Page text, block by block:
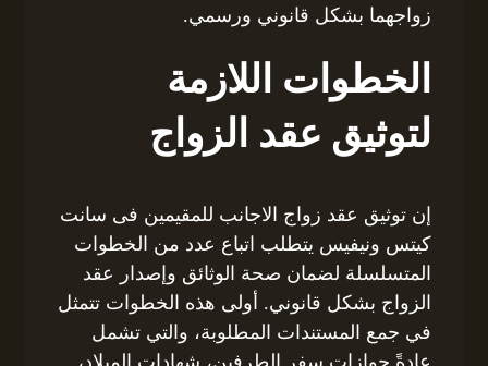
زواجهما بشكل قانوني ورسمي.
الخطوات اللازمة
لتوثيق عقد الزواج
إن توثيق عقد زواج الاجانب للمقيمين فى سانت
كيتس ونيفيس يتطلب اتباع عدد من الخطوات
المتسلسلة لضمان صحة الوثائق وإصدار عقد
الزواج بشكل قانوني. أولى هذه الخطوات تتمثل
في جمع المستندات المطلوبة، والتي تشمل
عادةً جوازات سفر الطرفين، شهادات الميلاد،